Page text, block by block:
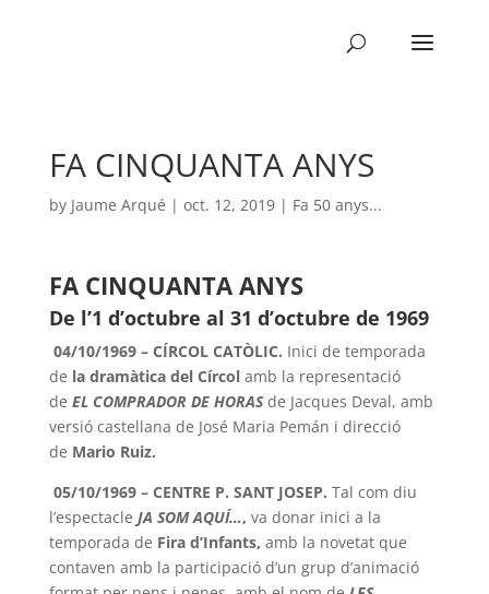
FA CINQUANTA ANYS
by Jaume Arqué | oct. 12, 2019| Fa 50 anys...
FA CINQUANTA ANYS
De l’1 d’octubre al 31 d’octubre de 1969
04/10/1969 – CÍRCOL CATÒLIC. Inici de temporada
de la dramàtica del Círcol amb la representació
de EL COMPRADOR DE HORAS de Jacques Deval, amb
versió castellana de José Maria Pemán i direcció
de Mario Ruiz.
05/10/1969 – CENTRE P. SANT JOSEP. Tal com diu
l’espectacle JA SOM AQUÍ…, va donar inici a la
temporada de Fira d’Infants, amb la novetat que
contaven amb la participació d’un grup d’animació